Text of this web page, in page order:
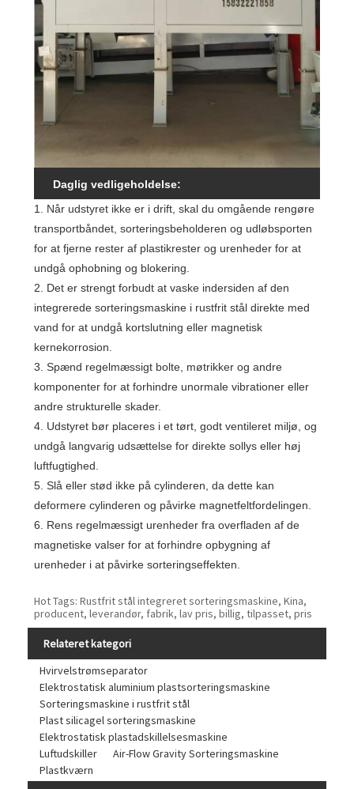
Daglig vedligeholdelse:
1. Når udstyret ikke er i drift, skal du omgående rengøre
transportbåndet, sorteringsbeholderen og udløbsporten
for at fjerne rester af plastikrester og urenheder for at
undgå ophobning og blokering.
2. Det er strengt forbudt at vaske indersiden af ​​den
integrerede sorteringsmaskine i rustfrit stål direkte med
vand for at undgå kortslutning eller magnetisk
kernekorrosion.
3. Spænd regelmæssigt bolte, møtrikker og andre
komponenter for at forhindre unormale vibrationer eller
andre strukturelle skader.
4. Udstyret bør placeres i et tørt, godt ventileret miljø, og
undgå langvarig udsættelse for direkte sollys eller høj
luftfugtighed.
5. Slå eller stød ikke på cylinderen, da dette kan
deformere cylinderen og påvirke magnetfeltfordelingen.
6. Rens regelmæssigt urenheder fra overfladen af ​​de
magnetiske valser for at forhindre opbygning af
urenheder i at påvirke sorteringseffekten.
Hot Tags: Rustfrit stål integreret sorteringsmaskine, Kina,
producent, leverandør, fabrik, lav pris, billig, tilpasset, pris
Relateret kategori
Hvirvelstrømseparator
Elektrostatisk aluminium plastsorteringsmaskine
Sorteringsmaskine i rustfrit stål
Plast silicagel sorteringsmaskine
Elektrostatisk plastadskillelsesmaskine
Luftudskiller
Air-Flow Gravity Sorteringsmaskine
Plastkværn